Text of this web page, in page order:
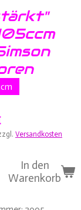
Versandkosten
In den
Warenkorb